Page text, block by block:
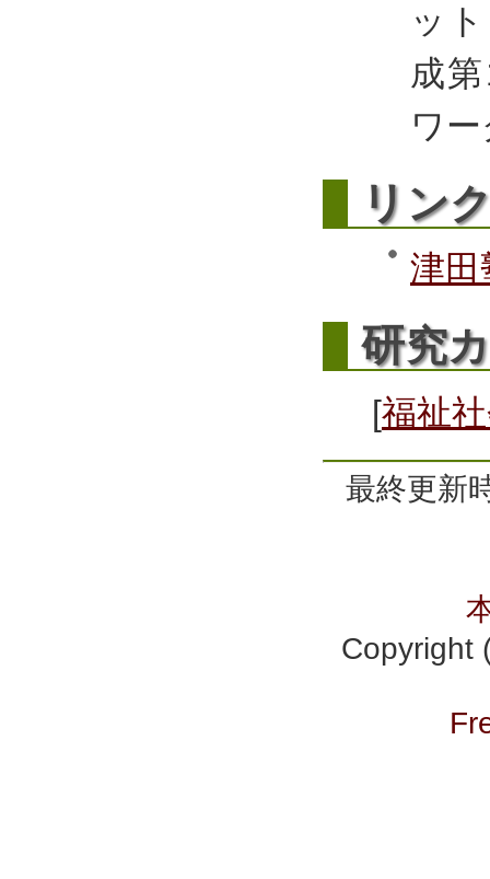
ッ
成
ワ
リ ン
津田
研究
[福祉
最終更新
Copyright